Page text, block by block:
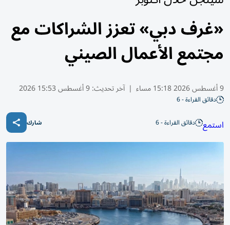
«غرف دبي» تعزز الشراكات مع
مجتمع الأعمال الصيني
9 أغسطس 2026 15:18 مساء | آخر تحديث:9 أغسطس 15:53 2026
دقائق القراءة - 6
استمع دقائق القراءة - 6 شارك